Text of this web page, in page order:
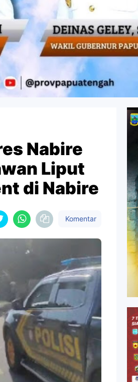
Nabire
Liput
di Nabire
Komentar